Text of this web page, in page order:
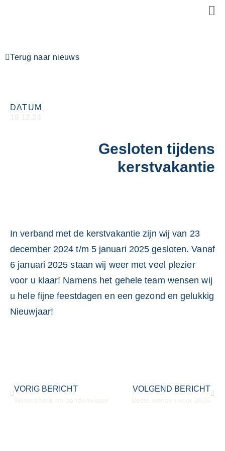
Terug naar nieuws
DATUM
Gesloten tijdens
kerstvakantie
In verband met de kerstvakantie zijn wij van 23
december 2024 t/m 5 januari 2025 gesloten. Vanaf
6 januari 2025 staan wij weer met veel plezier
voor u klaar! Namens het gehele team wensen wij
u hele fijne feestdagen en een gezond en gelukkig
Nieuwjaar!
VORIG BERICHT VOLGEND BERICHT